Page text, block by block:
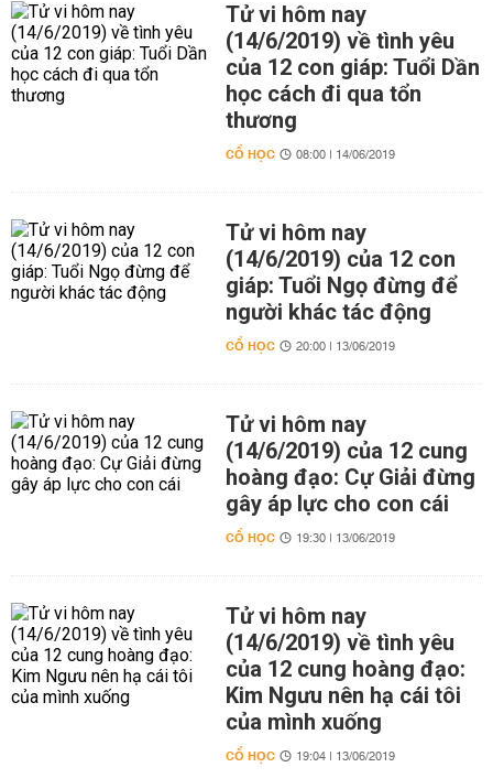
Tử vi hôm nay
(14/6/2019) về tình yêu
của 12 con giáp: Tuổi Dần
học cách đi qua tổn
thương
CỔ HỌC 08:00 | 14/06/2019
Tử vi hôm nay
(14/6/2019) của 12 con
giáp: Tuổi Ngọ đừng để
người khác tác động
CỔ HỌC 20:00 | 13/06/2019
Tử vi hôm nay
(14/6/2019) của 12 cung
hoàng đạo: Cự Giải đừng
gây áp lực cho con cái
CỔ HỌC 19:30 | 13/06/2019
Tử vi hôm nay
(14/6/2019) về tình yêu
của 12 cung hoàng đạo:
Kim Ngưu nên hạ cái tôi
của mình xuống
CỔ HỌC 19:04 | 13/06/2019